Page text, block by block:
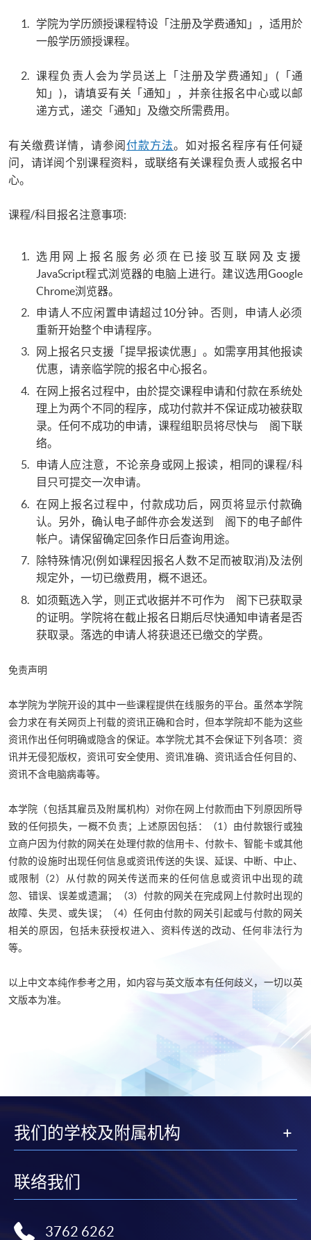
学院为学历颁授课程特设「注册及学费通知」，适用於
一般学历颁授课程。
课程负责人会为学员送上「注册及学费通知」(「通
知」)，请填妥有关「通知」，并亲往报名中心或以邮
递方式，递交「通知」及缴交所需费用。
有关缴费详情，请参阅付款方法。如对报名程序有任何疑
问，请详阅个别课程资料，或联络有关课程负责人或报名中
心。
课程/科目报名注意事项:
选用网上报名服务必须在已接驳互联网及支援
JavaScript程式浏览器的电脑上进行。建议选用Google
Chrome浏览器。
申请人不应闲置申请超过10分钟。否则，申请人必须
重新开始整个申请程序。
网上报名只支援「提早报读优惠」。如需享用其他报读
优惠，请亲临学院的报名中心报名。
在网上报名过程中，由於提交课程申请和付款在系统处
理上为两个不同的程序，成功付款并不保证成功被获取
录。任何不成功的申请，课程组职员将尽快与 阁下联
络。
申请人应注意，不论亲身或网上报读，相同的课程/科
目只可提交一次申请。
在网上报名过程中，付款成功后，网页将显示付款确
认。另外，确认电子邮件亦会发送到 阁下的电子邮件
帐户。请保留确定回条作日后查询用途。
除特殊情况(例如课程因报名人数不足而被取消)及法例
规定外，一切已缴费用，概不退还。
如须甄选入学，则正式收据并不可作为 阁下已获取录
的证明。学院将在截止报名日期后尽快通知申请者是否
获取录。落选的申请人将获退还已缴交的学费。
免责声明
本学院为学院开设的其中一些课程提供在线服务的平台。虽然本学院
会力求在有关网页上刊载的资讯正确和合时，但本学院却不能为这些
资讯作出任何明确或隐含的保证。本学院尤其不会保证下列各项：资
讯并无侵犯版权，资讯可安全使用、资讯准确、资讯适合任何目的、
资讯不含电脑病毒等。
本学院（包括其雇员及附属机构）对你在网上付款而由下列原因所导
致的任何损失，一概不负责；上述原因包括：（1）由付款银行或独
立商户因为付款的网关在处理付款的信用卡、付款卡、智能卡或其他
付款的设施时出现任何信息或资讯传送的失误、延误、中断、中止、
或限制（2）从付款的网关传送而来的任何信息或资讯中出现的疏
忽、错误、误差或遗漏；（3）付款的网关在完成网上付款时出现的
故障、失灵、或失误；（4）任何由付款的网关引起或与付款的网关
相关的原因，包括未获授权进入、资料传送的改动、任何非法行为
等。
以上中文本纯作参考之用，如内容与英文版本有任何歧义，一切以英
文版本为准。
我们的学校及附属机构
联络我们
3762 6262